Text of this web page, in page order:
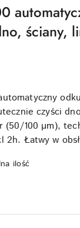
ściany,
czyści
(50/100 µm),
2h. Łatwy w
ilość